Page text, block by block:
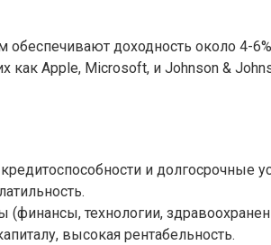
доходность около 4-
Apple, Microsoft, и Johnson &
и долгосрочные
(финансы, технологии,
высокая рентабельность.